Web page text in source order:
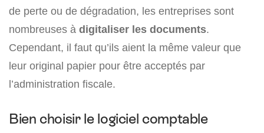
de perte ou de dégradation, les entreprises sont
nombreuses à digitaliser les documents.
Cependant, il faut qu’ils aient la même valeur que
leur original papier pour être acceptés par
l’administration fiscale.
Bien choisir le logiciel comptable